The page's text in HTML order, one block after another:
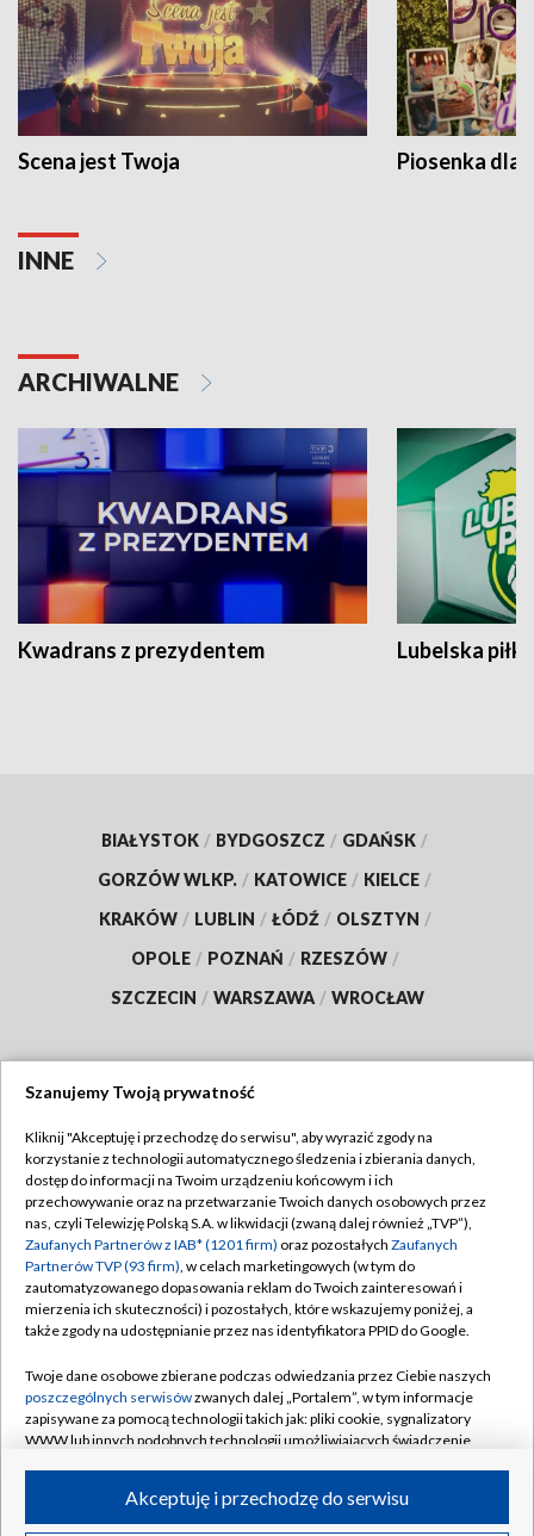
Scena jest Twoja Piosenka dla
INNE
ARCHIWALNE
Kwadrans z prezydentem Lubelska piłka
BIAŁYSTOK / BYDGOSZCZ / GDAŃSK /
GORZÓW WLKP. / KATOWICE / KIELCE /
KRAKÓW / LUBLIN / ŁÓDŹ / OLSZTYN /
OPOLE / POZNAŃ / RZESZÓW /
SZCZECIN / WARSZAWA / WROCŁAW
TVP
Abonament TVP
Emisja w TVP
Centrum informacji TVP
Naziemna Telewizja Cyfrowa
Rada Programowa
System NOS
Informacje o nadawcy
Program dla prasy
Regulamin TVP
Polityka prywatności
Moje zgody
Pomoc
Kontakt
Kanały
Szanujemy Twoją prywatność
Kliknij "Akceptuję i przechodzę do serwisu", aby wyrazić zgody na
korzystanie z technologii automatycznego śledzenia i zbierania danych,
dostęp do informacji na Twoim urządzeniu końcowym i ich
przechowywanie oraz na przetwarzanie Twoich danych osobowych przez
nas, czyli Telewizję Polską S.A. w likwidacji (zwaną dalej również „TVP”),
Zaufanych Partnerów z IAB* (1201 firm) oraz pozostałych Zaufanych
Partnerów TVP (93 firm), w celach marketingowych (w tym do
zautomatyzowanego dopasowania reklam do Twoich zainteresowań i
mierzenia ich skuteczności) i pozostałych, które wskazujemy poniżej, a
także zgody na udostępnianie przez nas identyfikatora PPID do Google.
Twoje dane osobowe zbierane podczas odwiedzania przez Ciebie naszych
poszczególnych serwisówzwanych dalej „Portalem”, w tym informacje
zapisywane za pomocą technologii takich jak: pliki cookie, sygnalizatory
WWW lub innych podobnych technologii umożliwiających świadczenie
ruchu w Internecie.Akceptuję i przechodzę do serwisu